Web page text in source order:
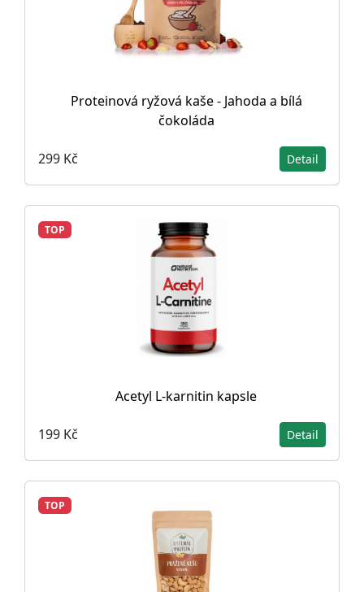
Proteinová ryžová kaše - Jahoda a bílá
čokoláda
299 Kč Detail
TOP
Acetyl L-karnitin kapsle
199 Kč Detail
TOP